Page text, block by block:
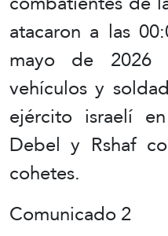
atacaron a las
mayo de 2026
vehículos y
ejército israelí
Debel y Rshaf
cohetes.
Comunicado 2